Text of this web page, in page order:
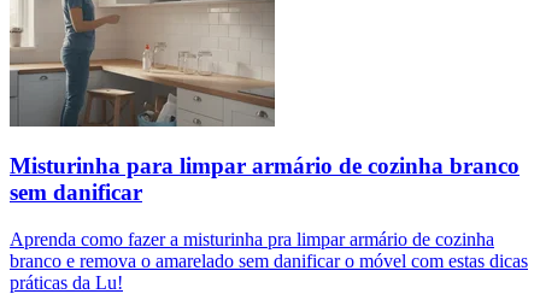
Misturinha para limpar armário de cozinha branco
sem danificar
Aprenda como fazer a misturinha pra limpar armário de cozinha
branco e remova o amarelado sem danificar o móvel com estas dicas
práticas da Lu!